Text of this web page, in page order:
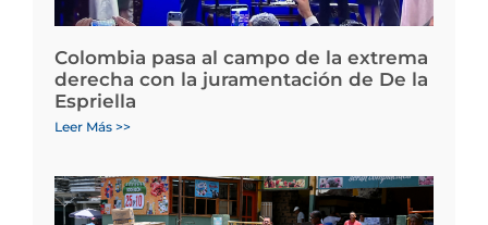
Colombia pasa al campo de la extrema
derecha con la juramentación de De la
Espriella
Leer Más >>